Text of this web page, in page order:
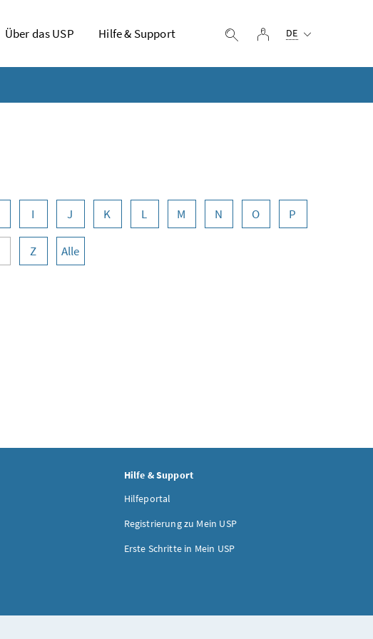
Über das USP Hilfe & Support Suche einblenden
Login
DE
I J K L M N O P
Z Alle
Hilfe & Support
Hilfeportal
Registrierung zu Mein USP
Erste Schritte in Mein USP